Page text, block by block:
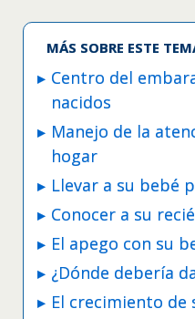
MÁS SOBRE ESTE
Centro del
nacidos
Manejo de la
hogar
Llevar a su bebé
Conocer a su
El apego con su
¿Dónde debería
El crecimiento de